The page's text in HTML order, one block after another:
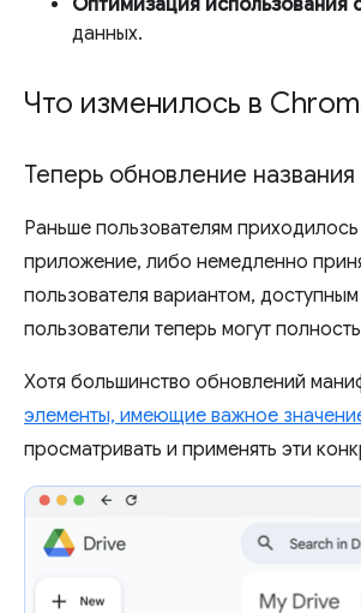
данных.
Что изменилось в
Теперь обновление
Раньше пользователям
приложение, либо немедленно
пользователя вариантом,
пользователи теперь могут
Хотя большинство обновлений
элементы, имеющие важное
просматривать и применять эти